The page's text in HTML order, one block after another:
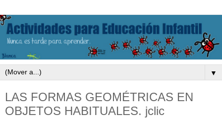
▼
LAS FORMAS GEOMÉTRICAS EN
OBJETOS HABITUALES. jclic